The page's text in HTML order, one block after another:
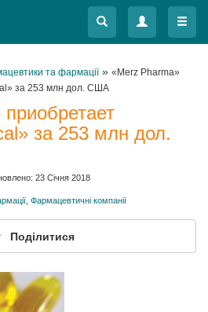
Меню
Меню
та фармації» «Merz Pharma»
за 253 млн дол. США
за 253 млн дол.
23 Січня 2018
Фармацевтичні компанії
Поділитися